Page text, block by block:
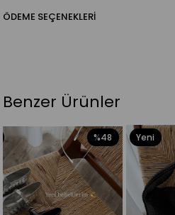
ÖDEME SEÇENEKLERI
Benzer Ürünler
Yeni
Ürün